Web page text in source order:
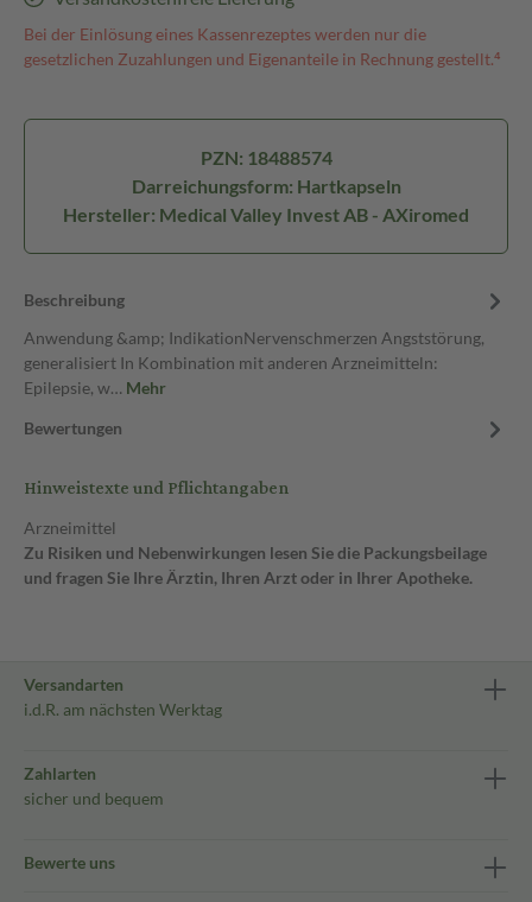
Bei der Einlösung eines Kassenrezeptes werden nur die
gesetzlichen Zuzahlungen und Eigenanteile in Rechnung gestellt.⁴
PZN: 18488574
Darreichungsform: Hartkapseln
Hersteller: Medical Valley Invest AB - AXiromed
Beschreibung
Anwendung &amp; IndikationNervenschmerzen Angststörung,
generalisiert In Kombination mit anderen Arzneimitteln:
Epilepsie, w… Mehr
Bewertungen
Hinweistexte und Pflichtangaben
Arzneimittel
Zu Risiken und Nebenwirkungen lesen Sie die Packungsbeilage
und fragen Sie Ihre Ärztin, Ihren Arzt oder in Ihrer Apotheke.
Versandarten
i.d.R. am nächsten Werktag
Zahlarten
sicher und bequem
Bewerte uns